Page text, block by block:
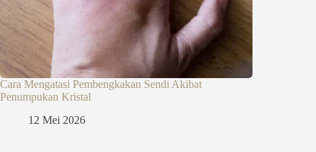
Cara Mengatasi Pembengkakan Sendi Akibat
Penumpukan Kristal
12 Mei 2026